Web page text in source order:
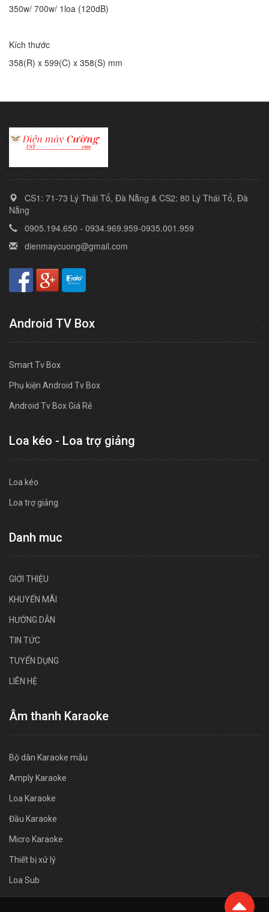
350w/ 700w/ 1loa (120dB)
Kích thước
358(R) x 599(C) x 358(S) mm
CS1: 71-73 Lý Thái Tổ, Đà Nẵng & CS2: 80 Lý Thái Tổ, Đà
Nẵng
0905.194.650 - 0934.969.959-0935.001.959
dienmaycuong@gmail.com
Android TV Box
Smart Tv Box
Phụ kiện Android Tv Box
Android Tv Box Giá Rẻ
Loa kéo - Loa trợ giảng
Loa kéo
Loa trợ giảng
Danh muc
GIỚI THIỆU
KHUYẾN MÃI
HƯỚNG DẪN
TIN TỨC
TUYỂN DỤNG
LIÊN HỆ
Âm thanh Karaoke
Bộ dàn Karaoke mẫu
Amply Karaoke
Loa Karaoke
Đầu Karaoke
Micro Karaoke
Thiết bị xử lý
Loa Sub